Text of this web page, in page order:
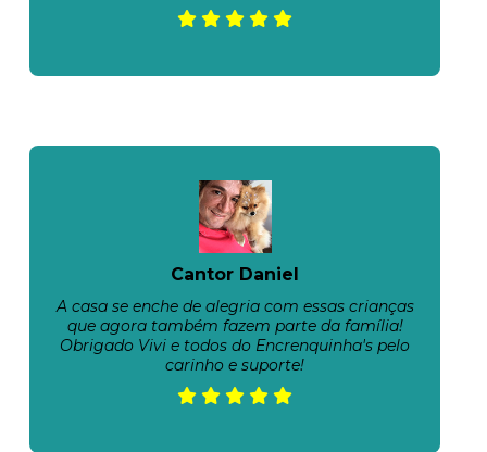
Cantor Daniel
A casa se enche de alegria com essas crianças
que agora também fazem parte da família!
Obrigado Vivi e todos do Encrenquinha's pelo
carinho e suporte!